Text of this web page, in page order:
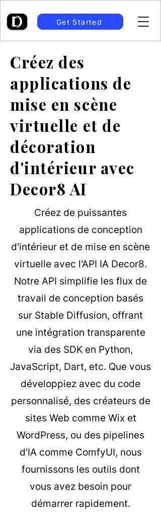
Get Started
Créez des
applications de
mise en scène
virtuelle et de
décoration
d'intérieur avec
Decor8 AI
Créez de puissantes
applications de conception
d'intérieur et de mise en scène
virtuelle avec l'API IA Decor8.
Notre API simplifie les flux de
travail de conception basés
sur Stable Diffusion, offrant
une intégration transparente
via des SDK en Python,
JavaScript, Dart, etc. Que vous
développiez avec du code
personnalisé, des créateurs de
sites Web comme Wix et
WordPress, ou des pipelines
d'IA comme ComfyUI, nous
fournissons les outils dont
vous avez besoin pour
démarrer rapidement.